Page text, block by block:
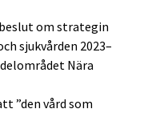
om strategin
sjukvården 2023–
Nära
”den vård som